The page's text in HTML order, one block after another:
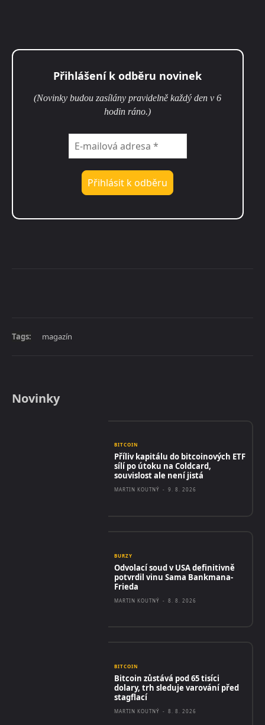
Přihlášení k odběru novinek
(Novinky budou zasílány pravidelně každý den v 6
hodin ráno.)
Tags: magazín
Novinky
BITCOIN
Příliv kapitálu do bitcoinových ETF
sílí po útoku na Coldcard,
souvislost ale není jistá
MARTIN KOUTNÝ - 9. 8. 2026
BURZY
Odvolací soud v USA definitivně
potvrdil vinu Sama Bankmana-
Frieda
MARTIN KOUTNÝ - 8. 8. 2026
BITCOIN
Bitcoin zůstává pod 65 tisíci
dolary, trh sleduje varování před
stagflací
MARTIN KOUTNÝ - 8. 8. 2026